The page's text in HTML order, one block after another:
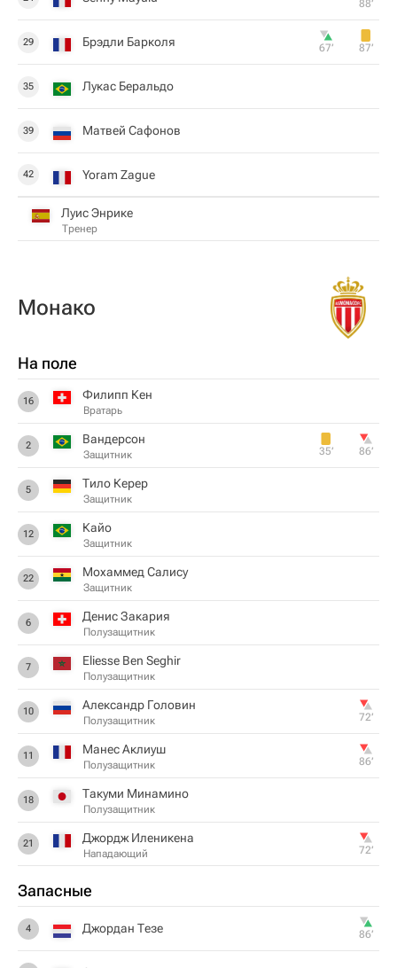
88‎’‎
29 Брэдли Барколя 67‎’‎ 87‎’‎
35 Лукас Беральдо
39 Матвей Сафонов
42 Yoram Zague
Луис Энрике
Тренер
Монако
На поле
16 Филипп Кен
Вратарь
2 Вандерсон
Защитник 35‎’‎ 86‎’‎
5 Тило Керер
Защитник
12 Кайо
Защитник
22 Мохаммед Салису
Защитник
6 Денис Закария
Полузащитник
7 Eliesse Ben Seghir
Полузащитник
10 Александр Головин
Полузащитник 72‎’‎
11 Манес Аклиуш
Полузащитник 86‎’‎
18 Такуми Минамино
Полузащитник
21 Джордж Иленикена
Нападающий 72‎’‎
Запасные
4 Джордан Тезе 86‎’‎